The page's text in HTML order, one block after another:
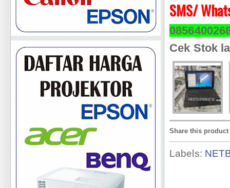
SMS/
Cek Stok
Share this product
Labels: